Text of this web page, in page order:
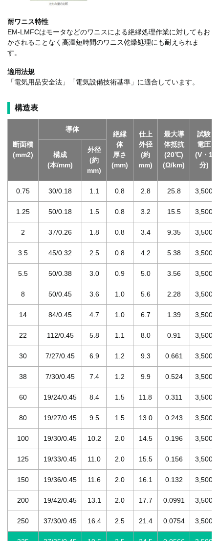
耐ワニス特性
EM-LMFCはモータなどのワニスによる絶縁処理作業に対してもお
かされることなく高温短時間のワニス乾燥処理にも耐えられま
す。
適用法規
「電気用品安全法」「電気設備技術基準」に適合しています。
構造表
断面積
(mm2)
導体
絶縁
体
厚さ
(mm)
仕上
外径
(約
mm)
最大導
体抵抗
(20℃)
(Ω/km)
試験
電圧
(V・1
分)
構成
(本/mm)
外径
(約
mm)
0.75 30/0.18 1.1 0.8 2.8 25.8 3,500
1.25 50/0.18 1.5 0.8 3.2 15.5 3,500
2 37/0.26 1.8 0.8 3.4 9.35 3,500
3.5 45/0.32 2.5 0.8 4.2 5.38 3,500
5.5 50/0.38 3.0 0.9 5.0 3.56 3,500
8 50/0.45 3.6 1.0 5.6 2.28 3,500
14 84/0.45 4.7 1.0 6.7 1.39 3,500
22 112/0.45 5.8 1.1 8.0 0.91 3,500
30 7/27/0.45 6.9 1.2 9.3 0.661 3,500
38 7/30/0.45 7.4 1.2 9.9 0.524 3,500
60 19/24/0.45 8.4 1.5 11.8 0.311 3,500
80 19/27/0.45 9.5 1.5 13.0 0.243 3,500
100 19/30/0.45 10.2 2.0 14.5 0.196 3,500
125 19/33/0.45 11.0 2.0 15.5 0.156 3,500
150 19/36/0.45 11.6 2.0 16.1 0.132 3,500
200 19/42/0.45 13.1 2.0 17.7 0.0991 3,500
250 37/30/0.45 16.4 2.5 21.4 0.0754 3,500